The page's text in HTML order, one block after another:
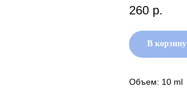
260 р.
В корзину
Объем: 10 ml